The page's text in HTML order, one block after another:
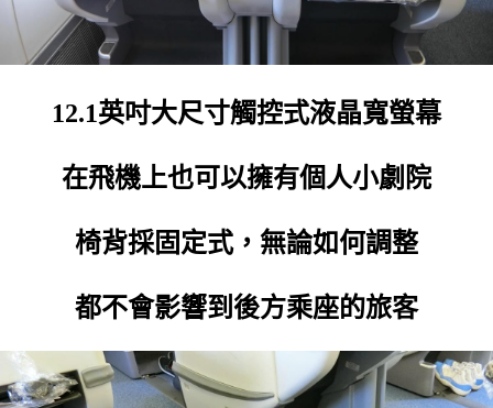
12.1英吋大尺寸觸控式液晶寬螢幕
在飛機上也可以擁有個人小劇院
椅背採固定式，無論如何調整
都不會影響到後方乘座的旅客